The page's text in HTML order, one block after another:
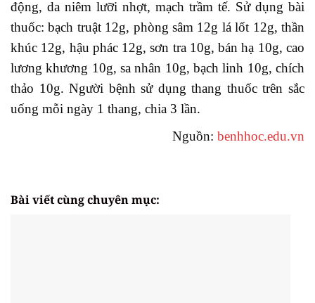
động, da niêm lưỡi nhợt, mạch trầm tế. Sử dụng bài
thuốc: bạch truật 12g, phòng sâm 12g lá lốt 12g, thần
khúc 12g, hậu phác 12g, sơn tra 10g, bán hạ 10g, cao
lương khương 10g, sa nhân 10g, bạch linh 10g, chích
thảo 10g. Người bệnh sử dụng thang thuốc trên sắc
uống mỗi ngày 1 thang, chia 3 lần.
Nguồn: benhhoc.edu.vn
Bài viết cùng chuyên mục: